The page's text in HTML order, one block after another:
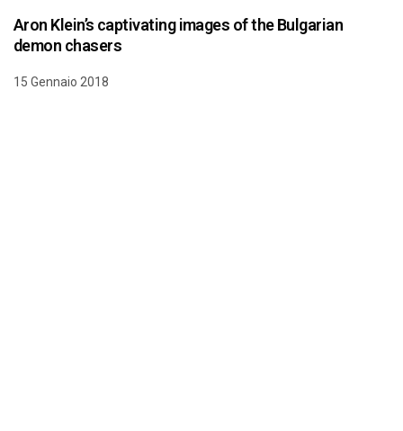
Aron Klein’s captivating images of the Bulgarian
demon chasers
15 Gennaio 2018